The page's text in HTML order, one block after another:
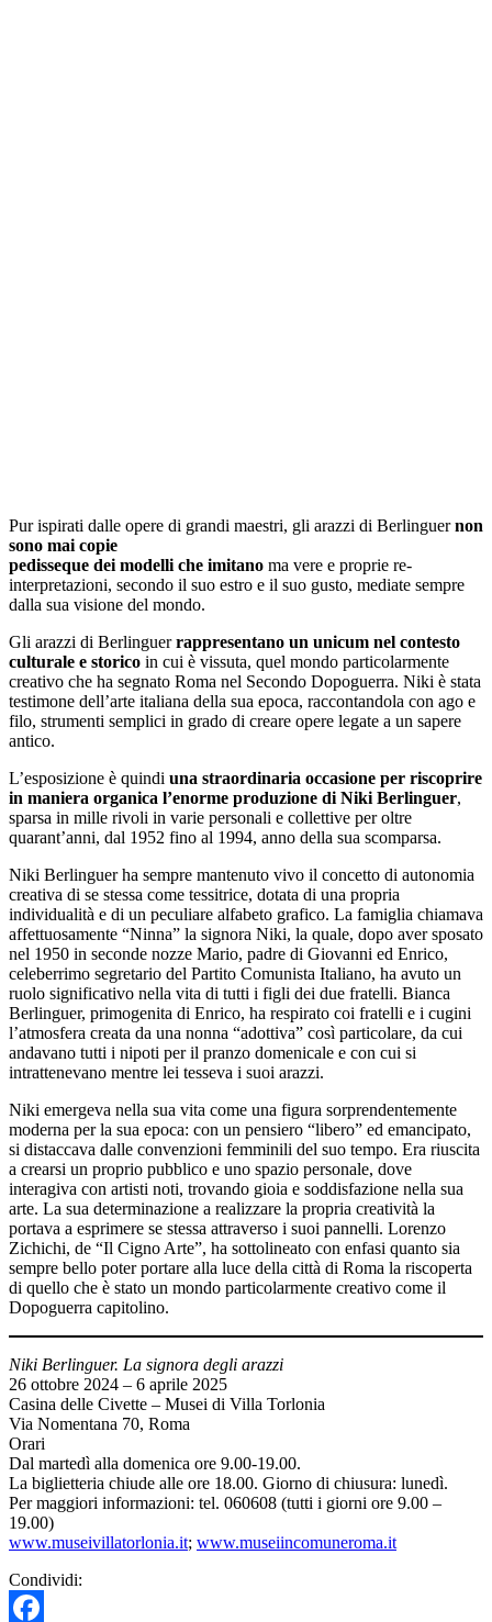
Pur ispirati dalle opere di grandi maestri, gli arazzi di Berlinguernon
sono mai copie
pedisseque dei modelli che imitano ma vere e proprie re-
interpretazioni, secondo il suo estro e il suo gusto, mediate sempre
dalla sua visione del mondo.
Gli arazzi di Berlinguerrappresentano un unicum nel contesto
culturale e storico in cui è vissuta, quel mondo particolarmente
creativo che ha segnato Roma nel Secondo Dopoguerra. Niki è stata
testimone dell’arte italiana della sua epoca, raccontandola con ago e
filo, strumenti semplici in grado di creare opere legate a un sapere
antico.
L’esposizione è quindi una straordinaria occasione per riscoprire
in maniera organica l’enorme produzione di Niki Berlinguer,
sparsa in mille rivoli in varie personali e collettive per oltre
quarant’anni, dal 1952 fino al 1994, anno della sua scomparsa.
Niki Berlinguer ha sempre mantenuto vivo il concetto di autonomia
creativa di se stessa come tessitrice, dotata di una propria
individualità e di un peculiare alfabeto grafico. La famiglia chiamava
affettuosamente “Ninna” la signora Niki, la quale, dopo aver sposato
nel 1950 in seconde nozze Mario, padre di Giovanni ed Enrico,
celeberrimo segretario del Partito Comunista Italiano, ha avuto un
ruolo significativo nella vita di tutti i figli dei due fratelli. Bianca
Berlinguer, primogenita di Enrico, ha respirato coi fratelli e i cugini
l’atmosfera creata da una nonna “adottiva” così particolare, da cui
andavano tutti i nipoti per il pranzo domenicale e con cui si
intrattenevano mentre lei tesseva i suoi arazzi.
Niki emergeva nella sua vita come una figura sorprendentemente
moderna per la sua epoca: con un pensiero “libero” ed emancipato,
si distaccava dalle convenzioni femminili del suo tempo. Era riuscita
a crearsi un proprio pubblico e uno spazio personale, dove
interagiva con artisti noti, trovando gioia e soddisfazione nella sua
arte. La sua determinazione a realizzare la propria creatività la
portava a esprimere se stessa attraverso i suoi pannelli. Lorenzo
Zichichi, de “Il Cigno Arte”, ha sottolineato con enfasi quanto sia
sempre bello poter portare alla luce della città di Roma la riscoperta
di quello che è stato un mondo particolarmente creativo come il
Dopoguerra capitolino.
Niki Berlinguer. La signora degli arazzi
26 ottobre 2024 – 6 aprile 2025
Casina delle Civette – Musei di Villa Torlonia
Via Nomentana 70, Roma
Orari
Dal martedì alla domenica ore 9.00-19.00.
La biglietteria chiude alle ore 18.00. Giorno di chiusura: lunedì.
Per maggiori informazioni: tel. 060608 (tutti i giorni ore 9.00 –
19.00)
www.museivillatorlonia.it; www.museiincomuneroma.it
Condividi: